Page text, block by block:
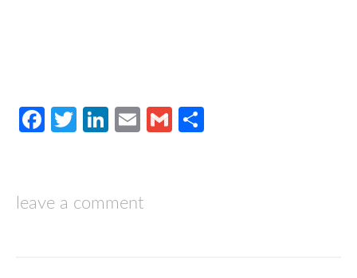
Facebook
TwitterLinkedIn
EmailGmail
leave a comment